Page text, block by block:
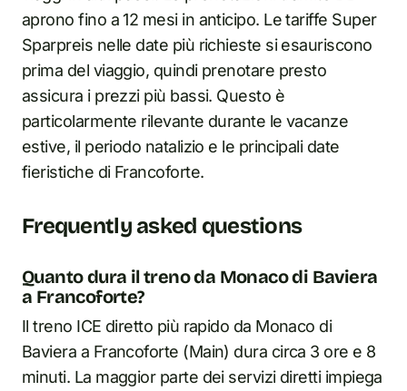
aprono fino a 12 mesi in anticipo. Le tariffe Super
Sparpreis nelle date più richieste si esauriscono
prima del viaggio, quindi prenotare presto
assicura i prezzi più bassi. Questo è
particolarmente rilevante durante le vacanze
estive, il periodo natalizio e le principali date
fieristiche di Francoforte.
Frequently asked questions
Quanto dura il treno da Monaco di Baviera
a Francoforte?
Il treno ICE diretto più rapido da Monaco di
Baviera a Francoforte (Main) dura circa 3 ore e 8
minuti. La maggior parte dei servizi diretti impiega